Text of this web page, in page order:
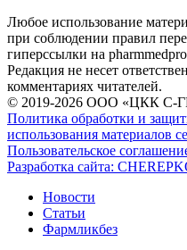
Любое использование
при соблюдении правил
гиперссылки на
Редакция не несет
комментариях читателей.
© 2019-2026 ООО «ЦКК С-
Политика обработки и
использования материалов
Пользовательское
Разработка сайта:
Новости
Статьи
Фармликбез